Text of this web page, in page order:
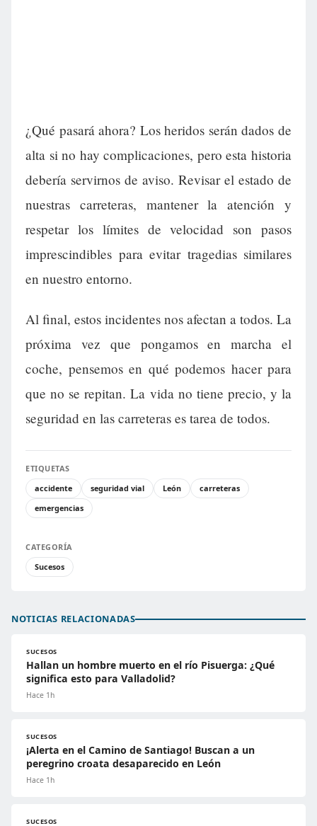
¿Qué pasará ahora? Los heridos serán dados de
alta si no hay complicaciones, pero esta historia
debería servirnos de aviso. Revisar el estado de
nuestras carreteras, mantener la atención y
respetar los límites de velocidad son pasos
imprescindibles para evitar tragedias similares
en nuestro entorno.
Al final, estos incidentes nos afectan a todos. La
próxima vez que pongamos en marcha el
coche, pensemos en qué podemos hacer para
que no se repitan. La vida no tiene precio, y la
seguridad en las carreteras es tarea de todos.
ETIQUETAS
accidente
seguridad vial León
carreteras
emergencias
CATEGORÍA
Sucesos
NOTICIAS RELACIONADAS
SUCESOS
Hallan un hombre muerto en el río Pisuerga: ¿Qué
significa esto para Valladolid?
Hace 1h
SUCESOS
¡Alerta en el Camino de Santiago! Buscan a un
peregrino croata desaparecido en León
Hace 1h
SUCESOS